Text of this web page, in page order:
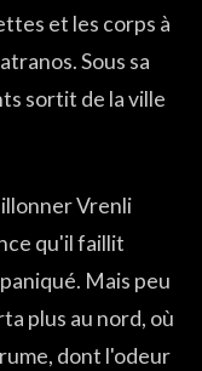
et les corps à
Sous sa
sortit de la ville
Vrenli
qu'il faillit
Mais peu
plus au nord, où
dont l'odeur